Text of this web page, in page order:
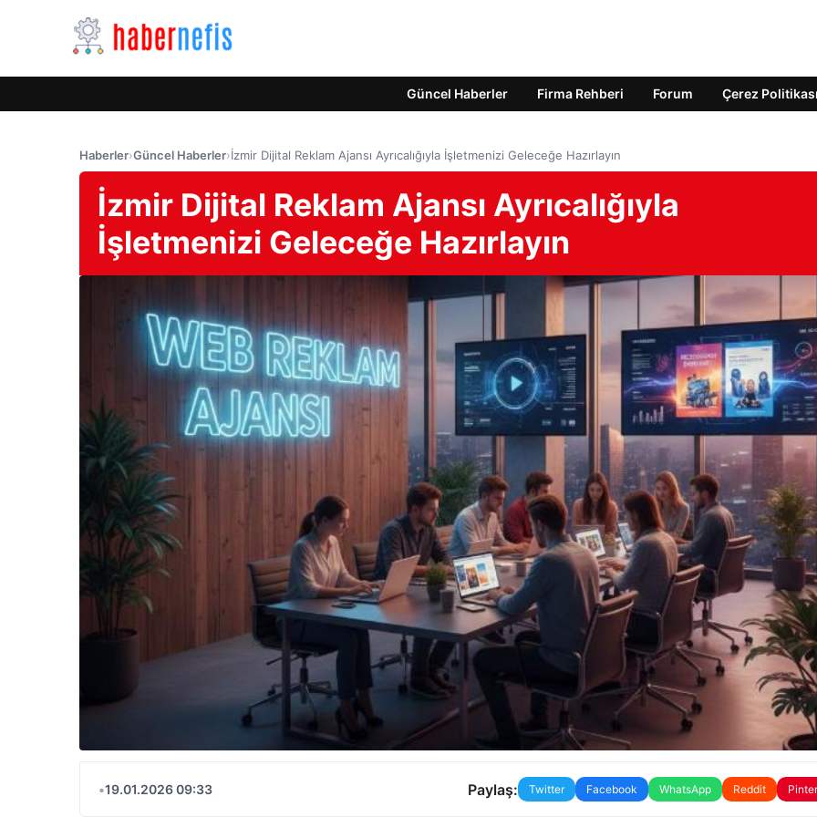
Güncel Haberler Firma Rehberi Forum Çerez Politikası
Haberler›Güncel Haberler›İzmir Dijital Reklam Ajansı Ayrıcalığıyla İşletmenizi Geleceğe Hazırlayın
İzmir Dijital Reklam Ajansı Ayrıcalığıyla
İşletmenizi Geleceğe Hazırlayın
•19.01.2026 09:33 Paylaş: Twitter Facebook WhatsApp Reddit